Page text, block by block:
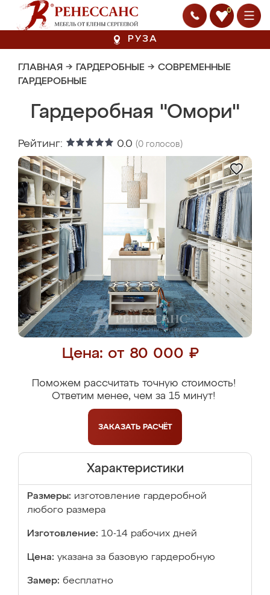
0
РУЗА
ГЛАВНАЯ → ГАРДЕРОБНЫЕ → СОВРЕМЕННЫЕ
ГАРДЕРОБНЫЕ
Гардеробная "Омори"
Рейтинг: 0.0 (0 голосов)
Цена: от 80 000 ₽
Поможем рассчитать точную стоимость!
Ответим менее, чем за 15 минут!
ЗАКАЗАТЬ РАСЧЁТ
Характеристики
Размеры: изготовление гардеробной
любого размера
Изготовление: 10-14 рабочих дней
Цена: указана за базовую гардеробную
Замер: бесплатно